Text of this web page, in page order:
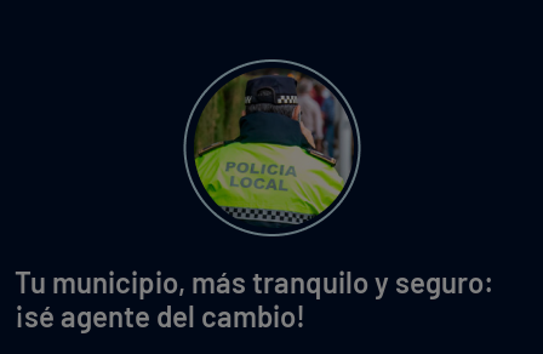
Tu municipio, más tranquilo y seguro:
¡sé agente del cambio!